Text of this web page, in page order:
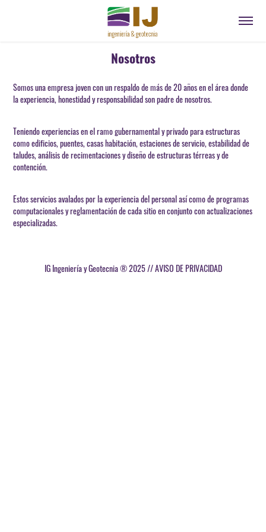
Nosotros
Somos una empresa joven con un respaldo de más de 20 años en el área donde
la experiencia, honestidad y responsabilidad son padre de nosotros.
Teniendo experiencias en el ramo gubernamental y privado para estructuras
como edificios, puentes, casas habitación, estaciones de servicio, estabilidad de
taludes, análisis de recimentaciones y diseño de estructuras térreas y de
contención.
Estos servicios avalados por la experiencia del personal así como de programas
computacionales y reglamentación de cada sitio en conjunto con actualizaciones
especializadas.
IG Ingeniería y Geotecnia ® 2025 //AVISO DE PRIVACIDAD